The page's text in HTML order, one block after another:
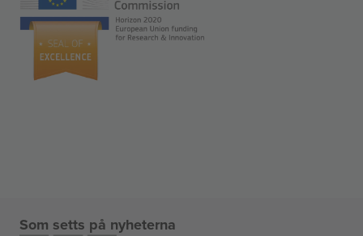
Som setts på nyheterna